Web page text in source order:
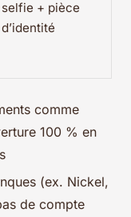
selfie + pièce
d’identité
comme
100 % en
(ex. Nickel,
de compte